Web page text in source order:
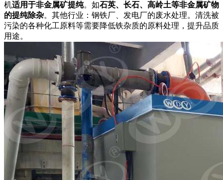
机适用于非金属矿提纯。如石英、长石、高岭土等非金属矿物
的提纯除杂。其他行业：钢铁厂、发电厂的废水处理。清洗被
污染的各种化工原料等需要降低铁杂质的原料处理，提升品质
用途。